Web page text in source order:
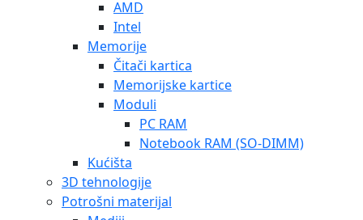
AMD
Intel
Memorije
Čitači kartica
Memorijske kartice
Moduli
PC RAM
Notebook RAM (SO-DIMM)
Kućišta
3D tehnologije
Potrošni materijal